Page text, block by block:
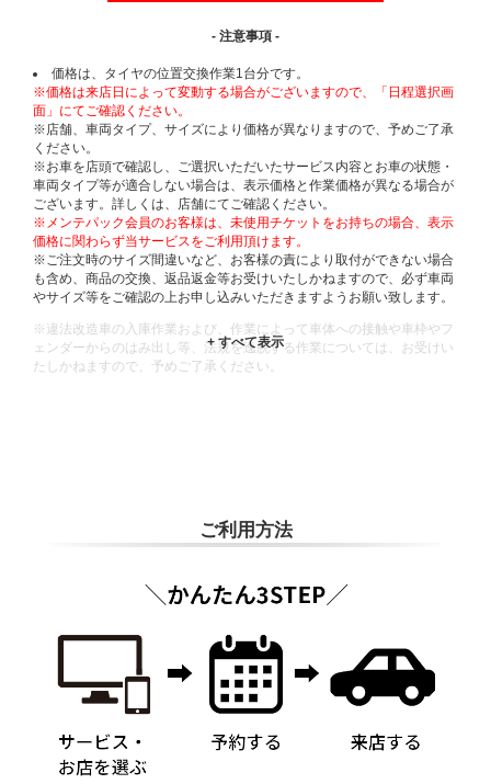
- 注意事項 -
価格は、タイヤの位置交換作業1台分です。
※価格は来店日によって変動する場合がございますので、「日程選択画
面」にてご確認ください。
※店舗、車両タイプ、サイズにより価格が異なりますので、予めご了承
ください。
※お車を店頭で確認し、ご選択いただいたサービス内容とお車の状態・
車両タイプ等が適合しない場合は、表示価格と作業価格が異なる場合が
ございます。詳しくは、店舗にてご確認ください。
※メンテパック会員のお客様は、未使用チケットをお持ちの場合、表示
価格に関わらず当サービスをご利用頂けます。
※ご注文時のサイズ間違いなど、お客様の責により取付ができない場合
も含め、商品の交換、返品返金等お受けいたしかねますので、必ず車両
やサイズ等をご確認の上お申し込みいただきますようお願い致します。
※違法改造車の入庫作業および、作業によって車体への接触や車枠やフ
ェンダーからのはみ出し等、法規を逸脱する作業については、お受けい
たしかねますので、予めご了承ください。
ご利用方法